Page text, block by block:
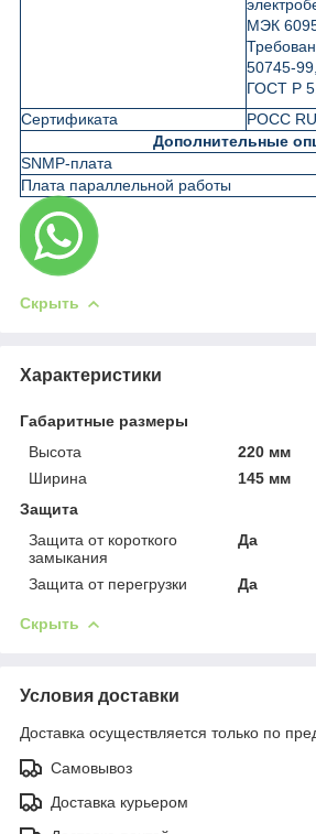
МЭК
50745-
ГОСТ Р
Сертификата
РОСС
Дополнительные
SNMP-плата
Плата параллельной работы
Скрыть
Характеристики
Габаритные размеры
Высота
220 мм
Ширина
145 мм
Защита
Защита от короткого
замыкания
Да
Защита от перегрузки Да
Скрыть
Условия доставки
Доставка осуществляется только по
Самовывоз
Доставка курьером